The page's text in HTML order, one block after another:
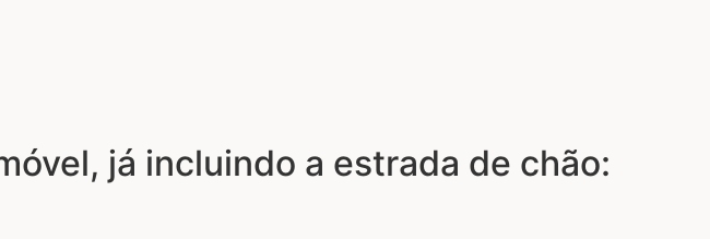
já incluindo a estrada de chão: